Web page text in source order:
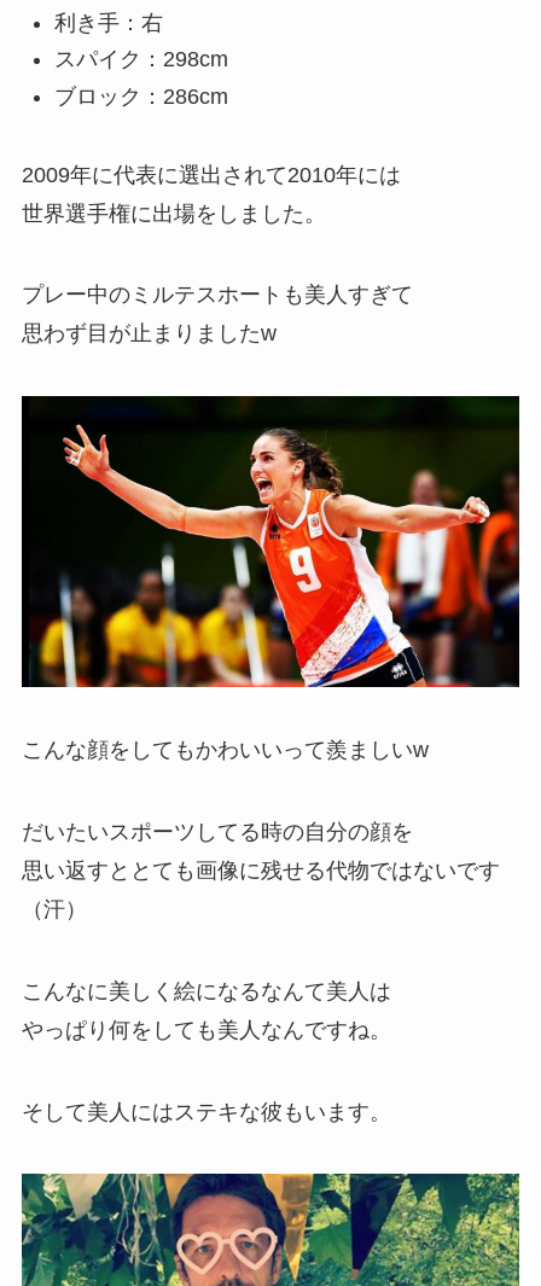
利き手：右
スパイク：298cm
ブロック：286cm
2009年に代表に選出されて2010年には
世界選手権に出場をしました。
プレー中のミルテスホートも美人すぎて
思わず目が止まりましたw
こんな顔をしてもかわいいって羨ましいw
だいたいスポーツしてる時の自分の顔を
思い返すととても画像に残せる代物ではないです
（汗）
こんなに美しく絵になるなんて美人は
やっぱり何をしても美人なんですね。
そして美人にはステキな彼もいます。